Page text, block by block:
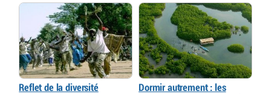
Reflet de la diversité
Dormir autrement : les